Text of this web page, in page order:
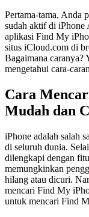
Pertama-tama, Anda
sudah aktif di iPhone
aplikasi Find My
situs iCloud.com di
Bagaimana caranya?
mengetahui cara-
Cara
Mudah dan
iPhone adalah salah
di seluruh dunia.
dilengkapi dengan
memungkinkan
hilang atau dicuri.
mencari Find My
untuk mencari Find